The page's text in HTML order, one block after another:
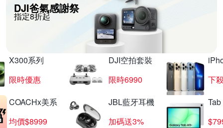
DJI爸氣感謝祭
指定8折起
X300系列
限時優惠
DJI空拍套裝
限時6990
下
COACHx美系
均價$8999
JBL藍牙耳機
加碼送3%